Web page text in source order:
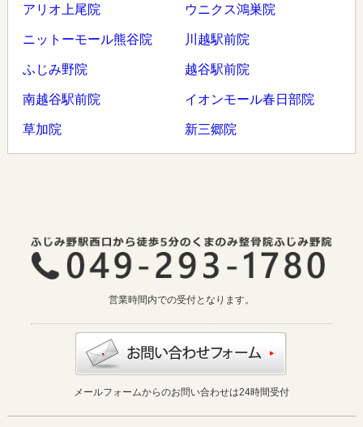
アリオ上尾院 ウニクス鴻巣院
ニットーモール熊谷院 川越駅前院
ふじみ野院 越谷駅前院
南越谷駅前院 イオンモール春日部院
草加院 新三郷院
営業時間内での受付となります。
メールフォームからのお問い合わせは24時間受付